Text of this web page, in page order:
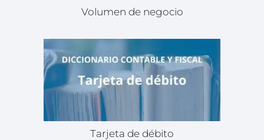
Volumen de negocio
Tarjeta de débito